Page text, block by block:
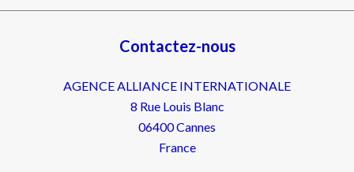
Contactez-nous
AGENCE ALLIANCE INTERNATIONALE
8 Rue Louis Blanc
06400Cannes
France